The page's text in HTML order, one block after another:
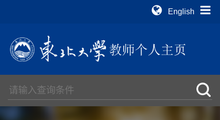
English